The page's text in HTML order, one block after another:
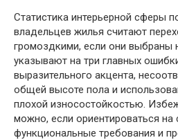
Статистика интерьерной сферы
владельцев жилья считают
громоздкими, если они выбраны
указывают на три главных
выразительного акцента,
общей высоте пола и
плохой износостойкостью.
можно, если ориентироваться на
функциональные требования и